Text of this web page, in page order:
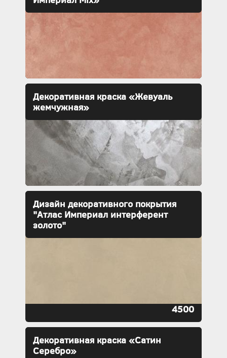
Декоративная краска «Жевуаль
жемчужная»
Дизайн декоративного покрытия
"Атлас Империал интерферент
золото"
4500
Декоративная краска «Сатин
Серебро»